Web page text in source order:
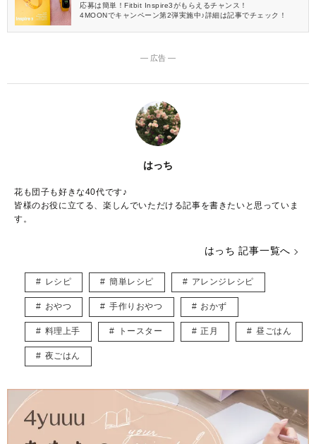
応募は簡単！Fitbit Inspire3がもらえるチャンス！
4MOONでキャンペーン第2弾実施中♪詳細は記事でチェック！
― 広告 ―
はっち
花も団子も好きな40代です♪
皆様のお役に立てる、楽しんでいただける記事を書きたいと思っていま
す。
はっち 記事一覧へ
レシピ 簡単レシピ アレンジレシピ
おやつ 手作りおやつ おかず
料理上手 トースター 正月 昼ごはん
夜ごはん